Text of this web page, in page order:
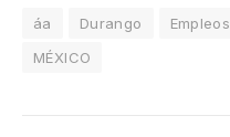
áa Durango Empleos
MÉXICO